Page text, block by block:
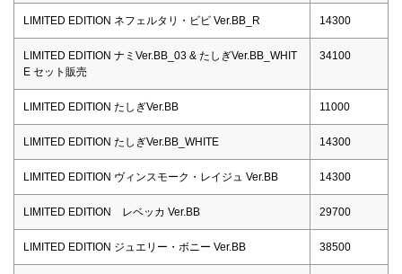
LIMITED EDITION ネフェルタリ・ビビ Ver.BB_R 14300
LIMITED EDITION ナミVer.BB_03 & たしぎVer.BB_WHIT
E セット販売
34100
LIMITED EDITION たしぎVer.BB 11000
LIMITED EDITION たしぎVer.BB_WHITE 14300
LIMITED EDITION ヴィンスモーク・レイジュ Ver.BB 14300
LIMITED EDITION レベッカ Ver.BB 29700
LIMITED EDITION ジュエリー・ボニー Ver.BB 38500